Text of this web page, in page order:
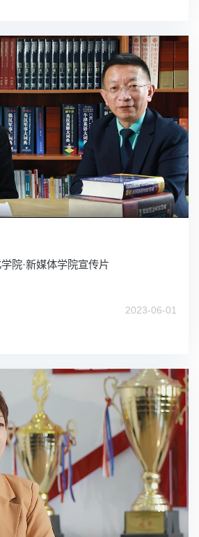
院·新媒体学院宣传片
2023-06-01